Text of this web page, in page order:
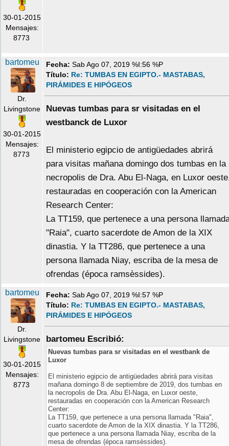
30-01-2015
Mensajes:
8773
bartomeu
Dr.
Livingstone
30-01-2015
Mensajes:
8773
Fecha: Sab Ago 07, 2019 %I:56 %P
Título: Re: TUMBAS EN EGIPTO.- MASTABAS,
PIRÁMIDES E HIPÓGEOS
Nuevas tumbas para sr visitadas en el
westbanck de Luxor
El ministerio egipcio de antigüedades abrirá
para visitas mañana domingo dos tumbas en la
necropolis de Dra. Abu El-Naga, en Luxor
restauradas en cooperación con la American
Research Center:
La TT159, que pertenece a una persona
"Raia", cuarto sacerdote de Amon de la XIX
dinastia. Y la TT286, que pertenece a una
persona llamada Niay, escriba de la mesa de
ofrendas (época ramsèssides).
bartomeu
Dr.
Livingstone
30-01-2015
Mensajes:
8773
Fecha: Sab Ago 07, 2019 %I:57 %P
Título: Re: TUMBAS EN EGIPTO.- MASTABAS,
PIRÁMIDES E HIPÓGEOS
bartomeu Escribió:
Nuevas tumbas para sr visitadas en el westbank de
Luxor
El ministerio egipcio de antigüedades abrirá para visitas
mañana domingo 8 de septiembre de 2019, dos tumbas en
la necropolis de Dra. Abu El-Naga, en Luxor oeste,
restauradas en cooperación con la American Research
Center:
La TT159, que pertenece a una persona llamada "Raia",
cuarto sacerdote de Amon de la XIX dinastia. Y la TT286,
que pertenece a una persona llamada Niay, escriba de la
mesa de ofrendas (época ramsèssides).